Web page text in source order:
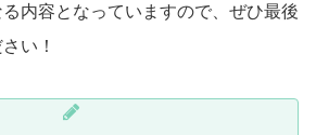
内容となっていますので、ぜひ最後
い！